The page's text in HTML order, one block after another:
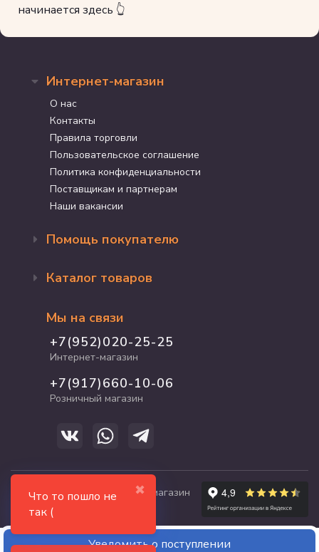
✖
Что то пошло не
так (
Уведомить о поступлении
начинается здесь 👆
Интернет-магазин
О нас
Контакты
Правила торговли
Пользовательское соглашение
Политика конфиденциальности
Поставщикам и партнерам
Наши вакансии
Помощь покупателю
Доставка и оплата
Программа лояльности
График работы
Полезные статьи
Каталог товаров
Акции
Для кошек
Для собак
Для грызунов
Для рыб и рептилий
Мы на связи
+7(952)020-25-25
Интернет-магазин
+7(917)660-10-06
Розничный магазин
© 2017-2026 zooshop21.ru - магазин
зоотоваров в Чебоксарах